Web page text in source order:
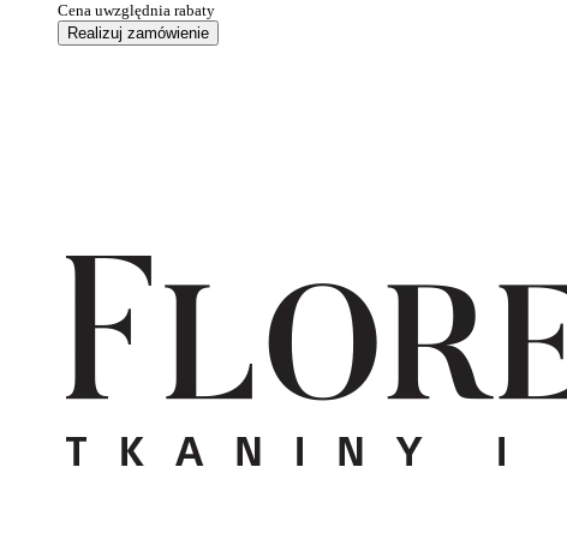
Cena uwzględnia rabaty
Realizuj zamówienie